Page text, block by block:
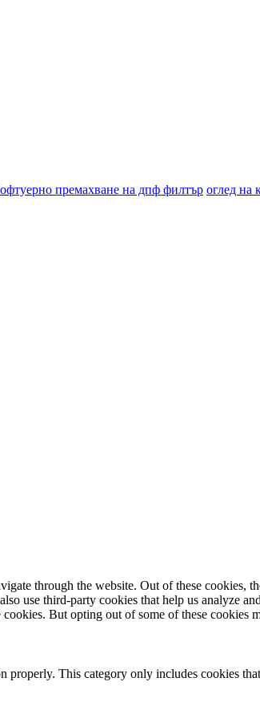
премахване на дпф филтър оглед на
through the website. Out of these cookies,
use third-party cookies that help us analyze
But opting out of some of these cookies
properly. This category only includes cookies